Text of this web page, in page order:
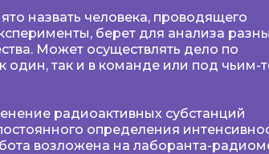
назвать человека, проводящего
берет для анализа
Может осуществлять дело по
один, так и в команде или под чьим-
радиоактивных субстанций
определения
возложена на лаборанта-